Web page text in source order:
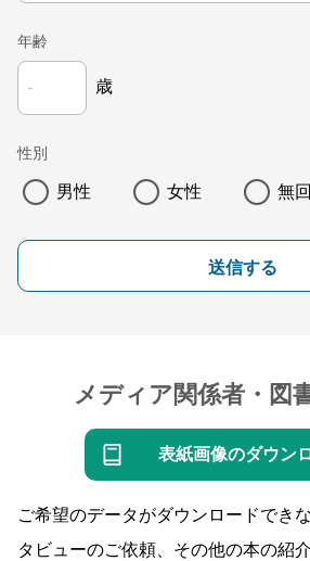
年齢
歳
性別
男性 女性 無
送信する
メディア関係者・図
表紙画像のダウン
ご希望のデータがダウンロードでき
タビューのご依頼、その他の本の紹